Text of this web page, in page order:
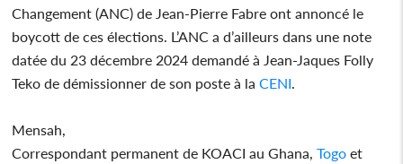
Changement (ANC) de Jean-Pierre Fabre ont annoncé le
boycott de ces élections. L’ANC a d’ailleurs dans une note
datée du 23 décembre 2024 demandé à Jean-Jaques Folly
Teko de démissionner de son poste à la CENI
Mensah,
Correspondant permanent de KOACI au Ghana,Togo et